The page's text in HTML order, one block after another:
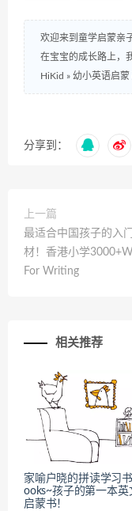
欢迎来到童学启蒙亲
在宝宝的成长路上，
HiKid » 幼小英语启蒙
分享到：
上一篇
最适合中国孩子的入
材！香港小学
For Writing
相关推荐
家喻户晓的拼读学习
ooks~孩子的第一本英
启蒙书！